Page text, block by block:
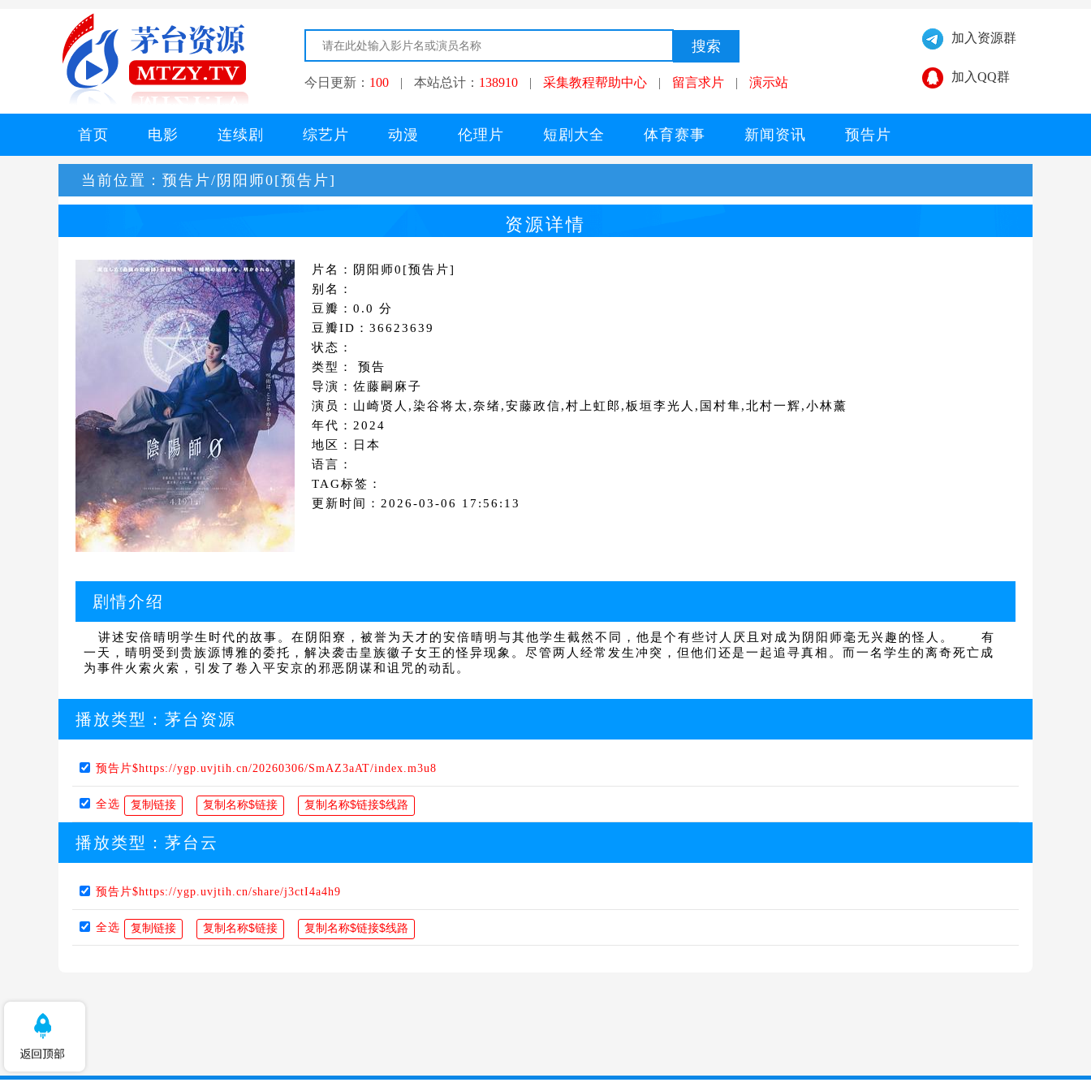
今日更新： 100 | 本站总计： 138910 | 采集教程帮助中心 | 留言求片 | 演示站
加入资源群
加入QQ群
首页 电影 连续剧 综艺片 动漫 伦理片 短剧大全 体育赛事 新闻资讯 预告片
当前位置： 预告片/阴阳师0[预告片]
资源详情
片名：阴阳师0[预告片]
别名：
豆瓣：0.0 分
豆瓣ID：36623639
状态：
类型： 预告
导演：佐藤嗣麻子
演员：山崎贤人,染谷将太,奈绪,安藤政信,村上虹郎,板垣李光人,国村隼,北村一辉,小林薰
年代：2024
地区：日本
语言：
TAG标签：
更新时间：2026-03-06 17:56:13
剧情介绍
讲述安倍晴明学生时代的故事。在阴阳寮，被誉为天才的安倍晴明与其他学生截然不同，他是个有些讨人厌且对成为阴阳师毫无兴趣的怪人。 有
一天，晴明受到贵族源博雅的委托，解决袭击皇族徽子女王的怪异现象。尽管两人经常发生冲突，但他们还是一起追寻真相。而一名学生的离奇死亡成
为事件火索火索，引发了卷入平安京的邪恶阴谋和诅咒的动乱。
播放类型： 茅台资源
预告片$https://ygp.uvjtih.cn/20260306/SmAZ3aAT/index.m3u8
全选
播放类型： 茅台云
预告片$https://ygp.uvjtih.cn/share/j3ctI4a4h9
全选